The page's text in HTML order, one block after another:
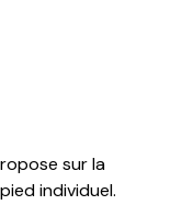
sur la
individuel.